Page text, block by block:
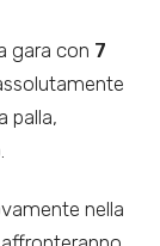
gara con 7
palla,
nella